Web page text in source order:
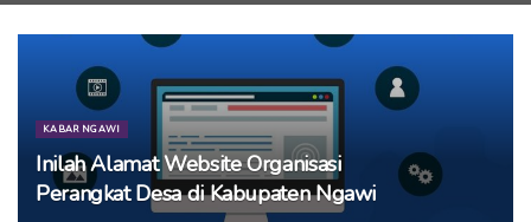
KABAR NGAWI
Inilah Alamat Website Organisasi
Perangkat Desa di Kabupaten Ngawi